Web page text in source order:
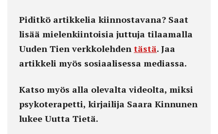
Piditkö artikkelia kiinnostavana? Saat
lisää mielenkiintoisia juttuja tilaamalla
Uuden Tien verkkolehden tästä. Jaa
artikkeli myös sosiaalisessa mediassa.
Katso myös alla olevalta videolta, miksi
psykoterapetti, kirjailija Saara Kinnunen
lukee Uutta Tietä.